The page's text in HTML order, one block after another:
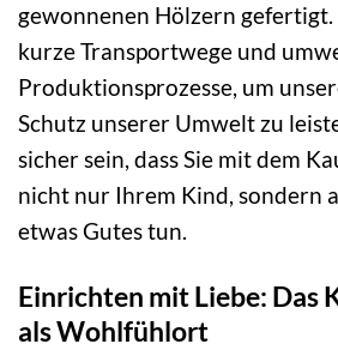
gewonnenen Hölzern
kurze Transportwege und
Produktionsprozesse, um
Schutz unserer Umwelt zu
sicher sein, dass Sie mit dem
nicht nur Ihrem Kind, sondern
etwas Gutes tun.
Einrichten mit Liebe: Das
als Wohlfühlort